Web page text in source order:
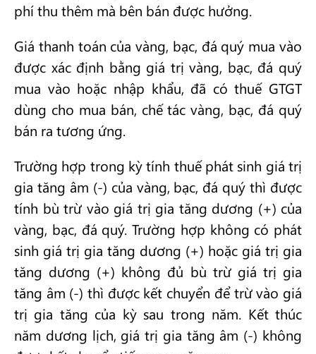
phí thu thêm mà bên bán được hưởng.
Giá thanh toán của vàng, bạc, đá quý mua vào
được xác định bằng giá trị vàng, bạc, đá quý
mua vào hoặc nhập khẩu, đã có thuế GTGT
dùng cho mua bán, chế tác vàng, bạc, đá quý
bán ra tương ứng.
Trường hợp trong kỳ tính thuế phát sinh giá trị
gia tăng âm (-) của vàng, bạc, đá quý thì được
tính bù trừ vào giá trị gia tăng dương (+) của
vàng, bạc, đá quý. Trường hợp không có phát
sinh giá trị gia tăng dương (+) hoặc giá trị gia
tăng dương (+) không đủ bù trừ giá trị gia
tăng âm (-) thì được kết chuyển để trừ vào giá
trị gia tăng của kỳ sau trong năm. Kết thúc
năm dương lịch, giá trị gia tăng âm (-) không